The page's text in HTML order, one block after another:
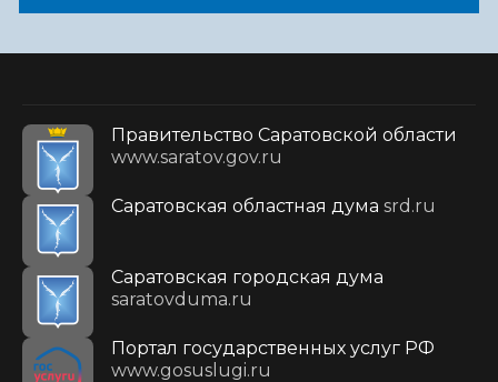
Правительство Саратовской области
www.saratov.gov.ru
Саратовская областная дума srd.ru
Саратовская городская дума
saratovduma.ru
Портал государственных услуг РФ
www.gosuslugi.ru